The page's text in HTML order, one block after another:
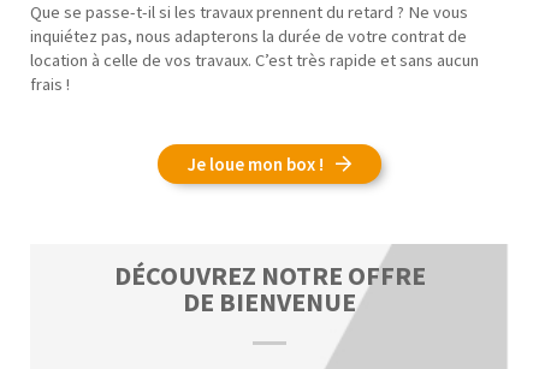
Que se passe-t-il si les travaux prennent du retard ? Ne vous
inquiétez pas, nous adapterons la durée de votre contrat de
location à celle de vos travaux. C’est très rapide et sans aucun
frais !
Je loue mon box !
DÉCOUVREZ NOTRE OFFRE
DE BIENVENUE